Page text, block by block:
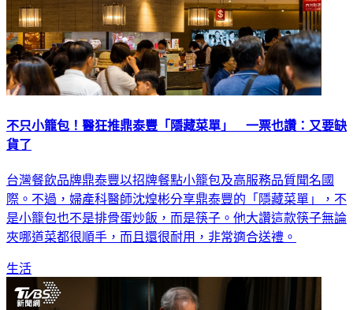
不只小籠包！醫狂推鼎泰豐「隱藏菜單」 一票也讚：又要缺
貨了
台灣餐飲品牌鼎泰豐以招牌餐點小籠包及高服務品質聞名國
際。不過，婦產科醫師沈煌彬分享鼎泰豐的「隱藏菜單」，不
是小籠包也不是排骨蛋炒飯，而是筷子。他大讚這款筷子無論
夾哪道菜都很順手，而且還很耐用，非常適合送禮。
生活